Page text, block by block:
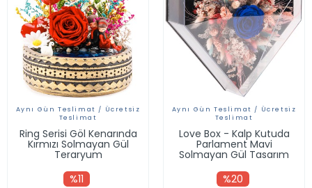
Aynı Gün Teslimat / Ücretsiz
Teslimat
Ring Serisi Göl Kenarında
Kırmızı Solmayan Gül
Teraryum
%11
Aynı Gün Teslimat / Ücretsiz
Teslimat
Love Box - Kalp Kutuda
Parlament Mavi
Solmayan Gül Tasarım
%20